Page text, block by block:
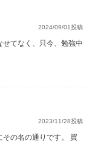
2024/09/01投稿
てなく、只今、勉強中
2023/11/28投稿
の名の通りです。 買